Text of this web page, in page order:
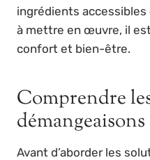
ingrédients
à mettre en œuvre, il
confort et bien-être.
Comprendre
démangeaisons
Avant d’aborder les